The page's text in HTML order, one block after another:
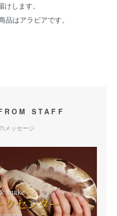
します。
はアラビアです。
STAFF
メッセージ